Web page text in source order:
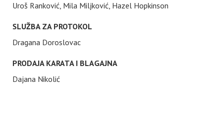
Uroš Ranković, Mila Miljković, Hazel Hopkinson
SLUŽBA ZA PROTOKOL
Dragana Doroslovac
PRODAJA KARATA I BLAGAJNA
Dajana Nikolić